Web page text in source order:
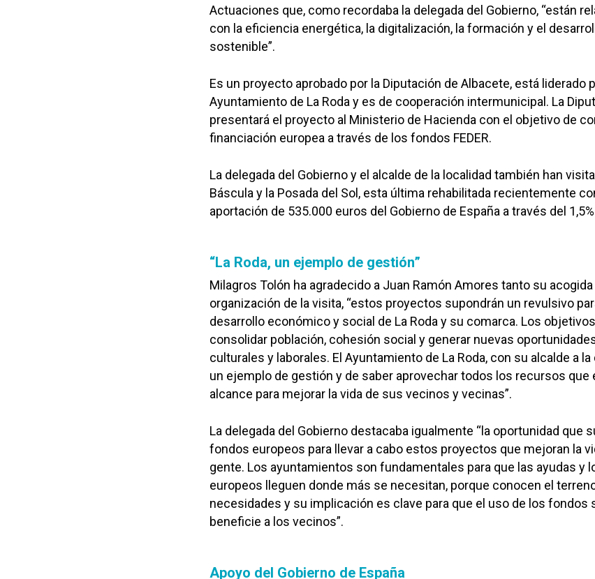
Actuaciones que, como recordaba la delegada del Gobierno, “están
con la eficiencia energética, la digitalización, la formación y el
sostenible”.
Es un proyecto aprobado por la Diputación de Albacete, está liderado
Ayuntamiento de La Roda y es de cooperación intermunicipal. La
presentará el proyecto al Ministerio de Hacienda con el objetivo de
financiación europea a través de los fondos FEDER.
La delegada del Gobierno y el alcalde de la localidad también han
Báscula y la Posada del Sol, esta última rehabilitada recientemente
aportación de 535.000 euros del Gobierno de España a través del
“La Roda, un ejemplo de gestión”
Milagros Tolón ha agradecido a Juan Ramón Amores tanto su
organización de la visita, “estos proyectos supondrán un revulsivo
desarrollo económico y social de La Roda y su comarca. Los
consolidar población, cohesión social y generar nuevas
culturales y laborales. El Ayuntamiento de La Roda, con su alcalde a la
un ejemplo de gestión y de saber aprovechar todos los recursos que
alcance para mejorar la vida de sus vecinos y vecinas”.
La delegada del Gobierno destacaba igualmente “la oportunidad que
fondos europeos para llevar a cabo estos proyectos que mejoran la
gente. Los ayuntamientos son fundamentales para que las ayudas y
europeos lleguen donde más se necesitan, porque conocen el
necesidades y su implicación es clave para que el uso de los fondos
beneficie a los vecinos”.
Apoyo del Gobierno de España